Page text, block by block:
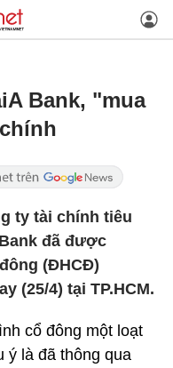
Bank, "mua
ty tài chính tiêu
đã được
(ĐHCĐ)
(25/4) tại TP.HCM.
cổ đông một loạt
ý là đã thông qua